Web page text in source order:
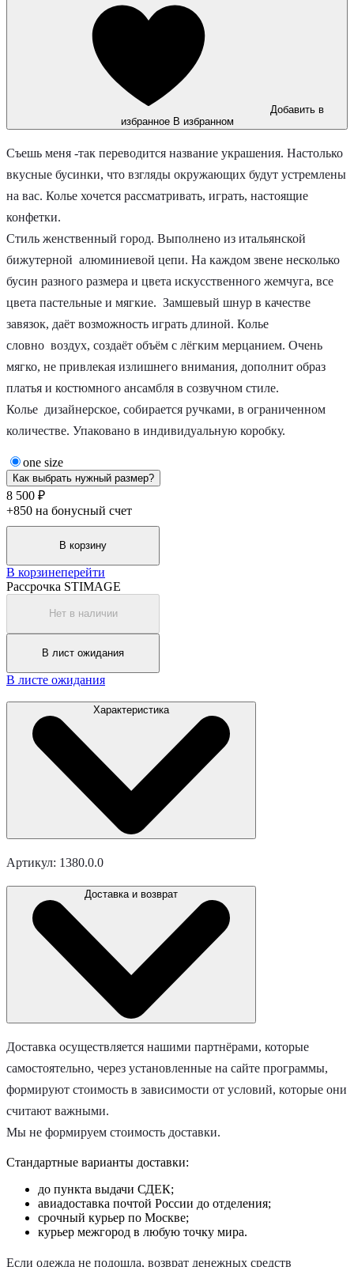
Добавить в
избранное В избранном
Съешь меня -так переводится название украшения. Настолько
вкусные бусинки, что взгляды окружающих будут устремлены
на вас. Колье хочется рассматривать, играть, настоящие
конфетки.
Стиль женственный город. Выполнено из итальянской
бижутерной алюминиевой цепи. На каждом звене несколько
бусин разного размера и цвета искусственного жемчуга, все
цвета пастельные и мягкие. Замшевый шнур в качестве
завязок, даёт возможность играть длиной. Колье
словно воздух, создаёт объём с лёгким мерцанием. Очень
мягко, не привлекая излишнего внимания, дополнит образ
платья и костюмного ансамбля в созвучном стиле.
Колье дизайнерское, собирается ручками, в ограниченном
количестве. Упаковано в индивидуальную коробку.
one size
Как выбрать нужный размер?
8 500 ₽
+850 на бонусный счет
В корзину
В корзинеперейти
Рассрочка STIMAGE
Нет в наличии
В лист ожидания
В листе ожидания
Характеристика
Артикул: 1380.0.0
Доставка и возврат
Доставка осуществляется нашими партнёрами, которые
самостоятельно, через установленные на сайте программы,
формируют стоимость в зависимости от условий, которые они
считают важными.
Мы не формируем стоимость доставки.
Стандартные варианты доставки:
до пункта выдачи СДЕК;
авиадоставка почтой России до отделения;
срочный курьер по Москве;
курьер межгород в любую точку мира.
Если одежда не подошла, возврат денежных средств